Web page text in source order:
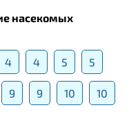
насекомых
4 4 5 5
9 9 10 10